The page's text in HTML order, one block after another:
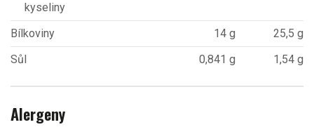
kyseliny
Bílkoviny 14 g
25,5 g
Sůl
0,841 g 1,54 g
Alergeny